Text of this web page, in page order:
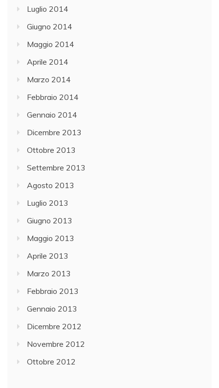
Luglio 2014
Giugno 2014
Maggio 2014
Aprile 2014
Marzo 2014
Febbraio 2014
Gennaio 2014
Dicembre 2013
Ottobre 2013
Settembre 2013
Agosto 2013
Luglio 2013
Giugno 2013
Maggio 2013
Aprile 2013
Marzo 2013
Febbraio 2013
Gennaio 2013
Dicembre 2012
Novembre 2012
Ottobre 2012